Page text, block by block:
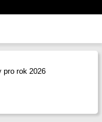
pro rok 2026